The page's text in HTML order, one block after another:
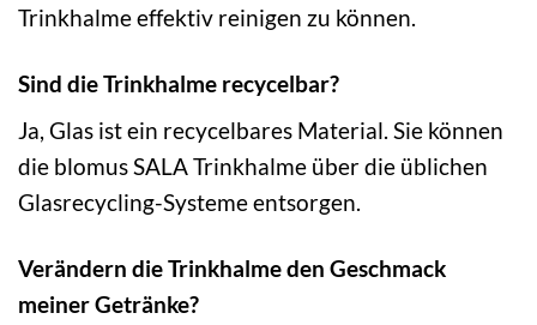
Trinkhalme effektiv reinigen zu können.
Sind die Trinkhalme recycelbar?
Ja, Glas ist ein recycelbares Material. Sie können
die blomus SALA Trinkhalme über die üblichen
Glasrecycling-Systeme entsorgen.
Verändern die Trinkhalme den Geschmack
meiner Getränke?